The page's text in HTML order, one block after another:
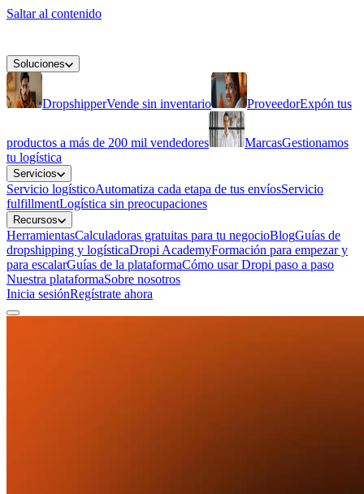
Saltar al contenido
Soluciones
DropshipperVende sin inventario ProveedorExpón tus
productos a más de 200 mil vendedores MarcasGestionamos
tu logística
Servicios
Servicio logísticoAutomatiza cada etapa de tus envíosServicio
fulfillmentLogística sin preocupaciones
Recursos
HerramientasCalculadoras gratuitas para tu negocioBlogGuías de
dropshipping y logísticaDropi AcademyFormación para empezar y
para escalarGuías de la plataformaCómo usar Dropi paso a paso
Nuestra plataformaSobre nosotros
Inicia sesiónRegístrate ahora